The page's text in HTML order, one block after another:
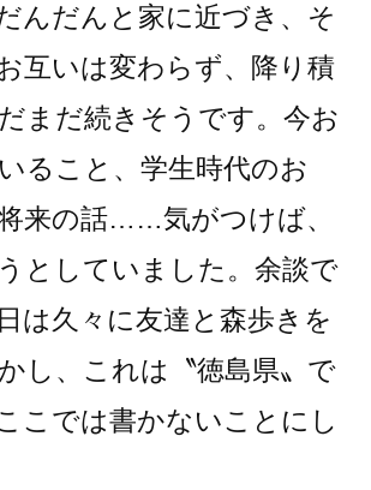
だんと家に近づき、そ
互いは変わらず、降り積
まだ続きそうです。今お
ること、学生時代のお
来の話……気がつけば、
としていました。余談で
は久々に友達と森歩きを
し、これは〝徳島県〟で
こでは書かないことにし